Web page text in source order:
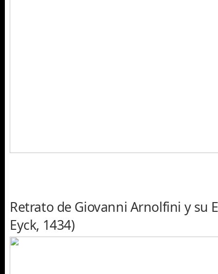
Retrato de Giovanni Arnolfini y su
Eyck, 1434)